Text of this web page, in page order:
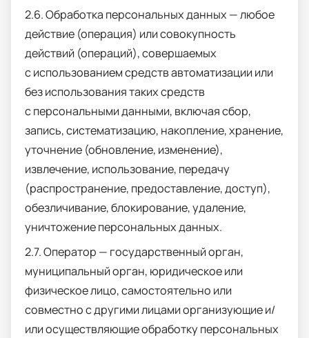
2.6. Обработка персональных данных — любое
действие (операция) или совокупность
действий (операций), совершаемых
с использованием средств автоматизации или
без использования таких средств
с персональными данными, включая сбор,
запись, систематизацию, накопление, хранение,
уточнение (обновление, изменение),
извлечение, использование, передачу
(распространение, предоставление, доступ),
обезличивание, блокирование, удаление,
уничтожение персональных данных.
2.7. Оператор — государственный орган,
муниципальный орган, юридическое или
физическое лицо, самостоятельно или
совместно с другими лицами организующие и/
или осуществляющие обработку персональных